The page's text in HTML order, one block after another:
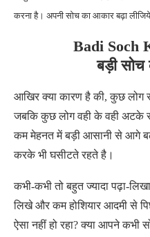
करना है। अपनी सोच का आकार बढ़ा
Badi Soch
बड़ी सोच
आखिर क्या कारण है की, कुछ लोग
जबकि कुछ लोग वही के वही अटके
कम मेहनत में बड़ी आसानी से आगे
करके भी घसीटते रहते है।
कभी-कभी तो बहुत ज्यादा पढ़ा-
लिखे और कम होशियार आदमी से
ऐसा नहीं हो रहा? क्या आपने कभी